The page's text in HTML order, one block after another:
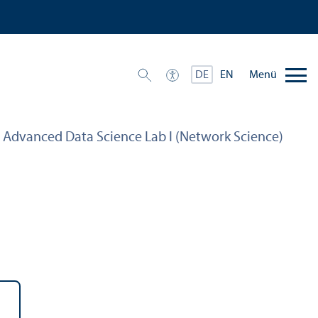
DE EN Menü
Advanced Data Science Lab I (Network Science)